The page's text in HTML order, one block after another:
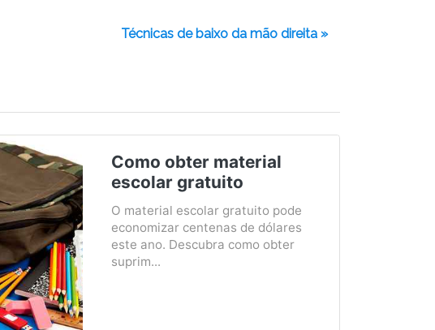
Técnicas de baixo da mão direita »
Como obter material
escolar gratuito
O material escolar gratuito pode
economizar centenas de dólares
este ano. Descubra como obter
suprim...